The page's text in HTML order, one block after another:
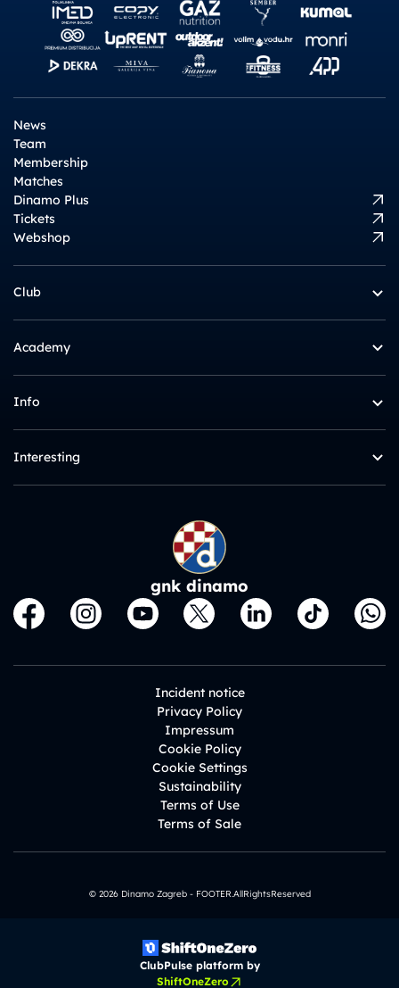
News
Team
Membership
Matches
Dinamo Plus
Tickets
Webshop
Club
Academy
Info
Interesting
gnk dinamo
Incident notice
Privacy Policy
Impressum
Cookie Policy
Cookie Settings
Sustainability
Terms of Use
Terms of Sale
© 2026 Dinamo Zagreb - FOOTER.AllRightsReserved
ClubPulse platform by
ShiftOneZero